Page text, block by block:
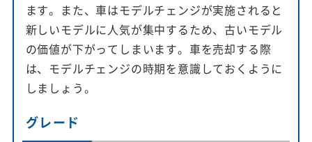
ます。また、車はモデルチェンジが実施されると
新しいモデルに人気が集中するため、古いモデル
の価値が下がってしまいます。車を売却する際
は、モデルチェンジの時期を意識しておくように
しましょう。
グレード